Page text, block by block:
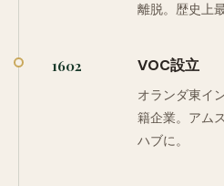
離脱。歴史上
1602 VOC設立
オランダ東イ
籍企業。アム
ハブに。